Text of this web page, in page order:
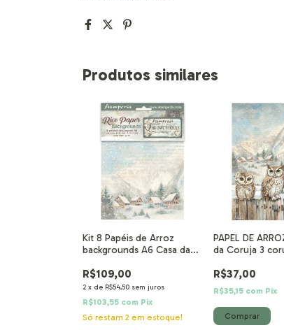
Produtos similares
Kit 8 Papéis de Arroz
backgrounds A6 Casa da
R$109,00
2 x de R$54,50 sem juros
R$103,55 com Pix
Só restam 2 em estoque!
PAPEL DE
da Coruja 3
R$37,00
R$35,15 com Pix